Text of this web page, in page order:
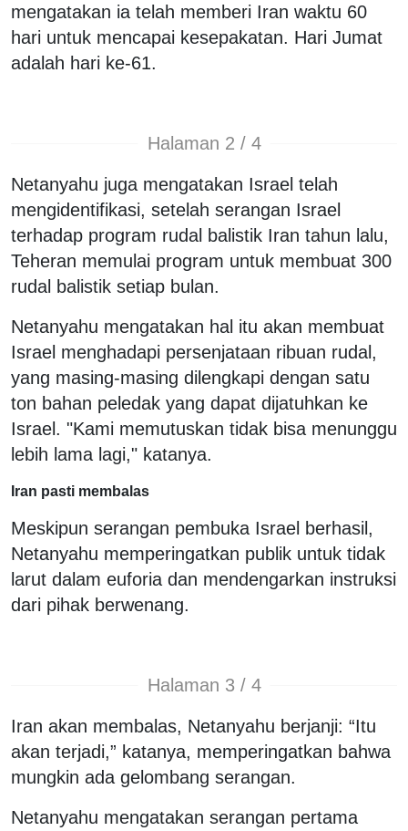
mengatakan ia telah memberi Iran waktu 60
hari untuk mencapai kesepakatan. Hari Jumat
adalah hari ke-61.
Halaman 2 / 4
Netanyahu juga mengatakan Israel telah
mengidentifikasi, setelah serangan Israel
terhadap program rudal balistik Iran tahun lalu,
Teheran memulai program untuk membuat 300
rudal balistik setiap bulan.
Netanyahu mengatakan hal itu akan membuat
Israel menghadapi persenjataan ribuan rudal,
yang masing-masing dilengkapi dengan satu
ton bahan peledak yang dapat dijatuhkan ke
Israel. "Kami memutuskan tidak bisa menunggu
lebih lama lagi," katanya.
Iran pasti membalas
Meskipun serangan pembuka Israel berhasil,
Netanyahu memperingatkan publik untuk tidak
larut dalam euforia dan mendengarkan instruksi
dari pihak berwenang.
Halaman 3 / 4
Iran akan membalas, Netanyahu berjanji: “Itu
akan terjadi,” katanya, memperingatkan bahwa
mungkin ada gelombang serangan.
Netanyahu mengatakan serangan pertama